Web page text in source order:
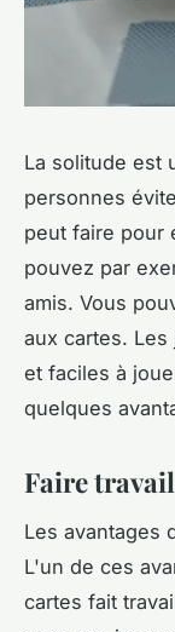
La solitude est
personnes
peut faire pour
pouvez par
amis. Vous
aux cartes.
et faciles à
quelques
Faire
Les avantages
L'un de ces
cartes fait